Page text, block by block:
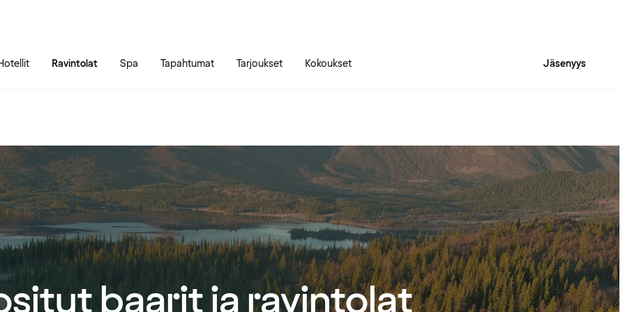
Ravintolat Spa Tapahtumat Tarjoukset Kokoukset Jäsenyys